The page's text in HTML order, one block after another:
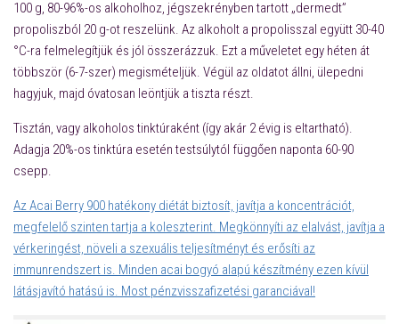
100 g, 80-96%-os alkoholhoz, jégszekrényben tartott „dermedt”
propoliszból 20 g-ot reszelünk. Az alkoholt a propolisszal együtt 30-40
°C-ra felmelegítjük és jól összerázzuk. Ezt a műveletet egy héten át
többször (6-7-szer) megismételjük. Végül az oldatot állni, ülepedni
hagyjuk, majd óvatosan leöntjük a tiszta részt.
Tisztán, vagy alkoholos tinktúraként (így akár 2 évig is eltartható).
Adagja 20%-os tinktúra esetén testsúlytól függően naponta 60-90
csepp.
Az Acai Berry 900 hatékony diétát biztosít, javítja a koncentrációt,
megfelelő szinten tartja a koleszterint. Megkönnyíti az elalvást, javítja a
vérkeringést, növeli a szexuális teljesítményt és erősíti az
immunrendszert is. Minden acai bogyó alapú készítmény ezen kívül
látásjavító hatású is. Most pénzvisszafizetési garanciával!